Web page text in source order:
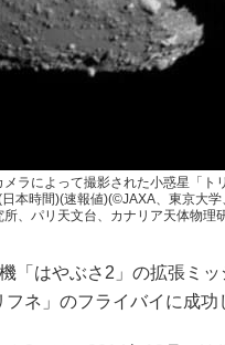
ラによって撮影された小惑星「ト
本時間)(速報値)(©JAXA、東京大学
所、パリ天文台、カナリア天体物理
「はやぶさ2」の拡張ミ
ネ」のフライバイに成功